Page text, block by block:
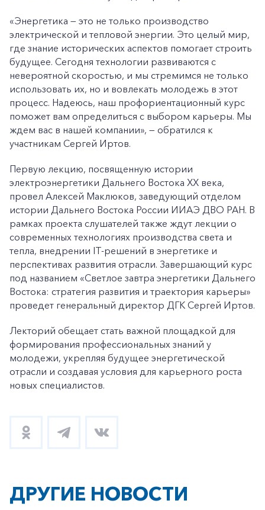
Корпоративным клиентам
«Энергетика — это не только производство
электрической и тепловой энергии. Это целый мир,
где знание исторических аспектов помогает строить
будущее. Сегодня технологии развиваются с
невероятной скоростью, и мы стремимся не только
использовать их, но и вовлекать молодежь в этот
процесс. Надеюсь, наш профориентационный курс
поможет вам определиться с выбором карьеры. Мы
ждем вас в нашей компании», — обратился к
участникам Сергей Иртов.
Первую лекцию, посвященную истории
электроэнергетики Дальнего Востока XX века,
провел Алексей Маклюков, заведующий отделом
истории Дальнего Востока России ИИАЭ ДВО РАН. В
рамках проекта слушателей также ждут лекции о
современных технологиях производства света и
тепла, внедрении IT-решений в энергетике и
перспективах развития отрасли. Завершающий курс
под названием «Светлое завтра энергетики Дальнего
Востока: стратегия развития и траектория карьеры»
проведет генеральный директор ДГК Сергей Иртов.
Лекторий обещает стать важной площадкой для
формирования профессиональных знаний у
молодежи, укрепляя будущее энергетической
отрасли и создавая условия для карьерного роста
новых специалистов.
ДРУГИЕ НОВОСТИ